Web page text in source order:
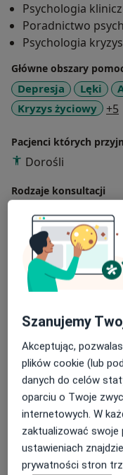
Psychologia
Poradnictwo
Psychologia
Główne obszary
Depresja Lęki
Kryzys życiowy
+5
Pacjenci których
Dorośli
Rodzaje konsultacji
Stacjonarne
Konsultacje online
Zdjęcia i filmy
Zobacz galerię (7)
Płatność
Oszczędź
Szanujemy
Akceptując,
plików cookie (lub
danych do celów
oparciu o Twoje
internetowych. W
zaktualizować swoje
ustawieniach
prywatności stron